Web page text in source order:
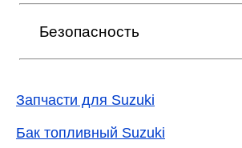
Безопасность
Запчасти для Suzuki
Бак топливный Suzuki